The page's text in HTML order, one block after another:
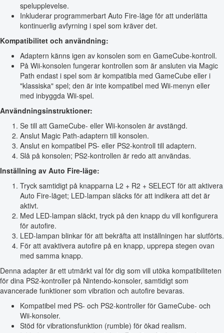
spelupplevelse.
Inkluderar programmerbart Auto Fire-läge för att underlätta
kontinuerlig avfyrning i spel som kräver det.
Kompatibilitet och användning:
Adaptern känns igen av konsolen som en GameCube-kontroll.
På Wii-konsolen fungerar kontrollen som är ansluten via Magic
Path endast i spel som är kompatibla med GameCube eller i
"klassiska" spel; den är inte kompatibel med Wii-menyn eller
med inbyggda Wii-spel.
Användningsinstruktioner:
Se till att GameCube- eller Wii-konsolen är avstängd.
Anslut Magic Path-adaptern till konsolen.
Anslut en kompatibel PS- eller PS2-kontroll till adaptern.
Slå på konsolen; PS2-kontrollen är redo att användas.
Inställning av Auto Fire-läge:
Tryck samtidigt på knapparna L2 + R2 + SELECT för att aktivera
Auto Fire-läget; LED-lampan släcks för att indikera att det är
aktivt.
Med LED-lampan släckt, tryck på den knapp du vill konfigurera
för autofire.
LED-lampan blinkar för att bekräfta att inställningen har slutförts.
För att avaktivera autofire på en knapp, upprepa stegen ovan
med samma knapp.
Denna adapter är ett utmärkt val för dig som vill utöka kompatibiliteten
för dina PS2-kontroller på Nintendo-konsoler, samtidigt som
avancerade funktioner som vibration och autofire bevaras.
Kompatibel med PS- och PS2-kontroller för GameCube- och
Wii-konsoler.
Stöd för vibrationsfunktion (rumble) för ökad realism.